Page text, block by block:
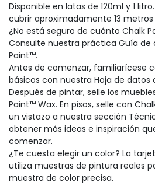
Disponible en latas de 120ml y 1
cubrir aproximadamente 13
¿No está seguro de cuánto Chalk
Consulte nuestra práctica Guía de
Paint™.
Antes de comenzar, familiarícese
básicos con nuestra Hoja de datos
Después de pintar, selle los
Paint™ Wax. En pisos, selle con
un vistazo a nuestra sección
obtener más ideas e inspiración
comenzar.
¿Te cuesta elegir un color? La
utiliza muestras de pintura reales
muestra de color precisa.